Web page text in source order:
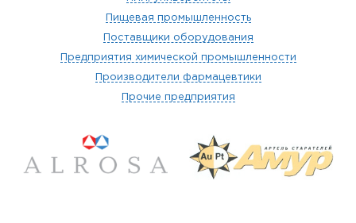
Пищевая промышленность
Поставщики оборудования
Предприятия химической промышленности
Производители фармацевтики
Прочие предприятия